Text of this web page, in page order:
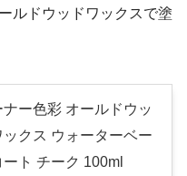
ルドウッドワックスで塗
ナー色彩 オールドウッ
ックス ウォーターベー
ート チーク 100ml